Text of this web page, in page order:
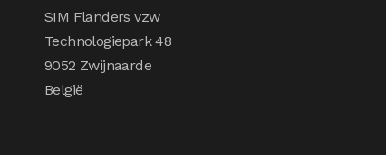
SIM Flanders vzw
Technologiepark 48
9052 Zwijnaarde
België